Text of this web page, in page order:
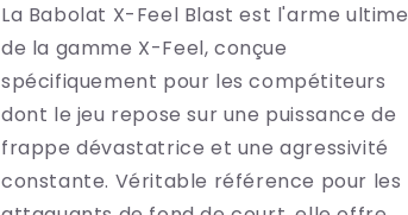
X-
FEEL
BLAST
X-
FEEL
BLAST
La Babolat X-Feel Blast est l'arme ultime
de la gamme X-Feel, conçue
spécifiquement pour les compétiteurs
dont le jeu repose sur une puissance de
frappe dévastatrice et une agressivité
constante. Véritable référence pour les